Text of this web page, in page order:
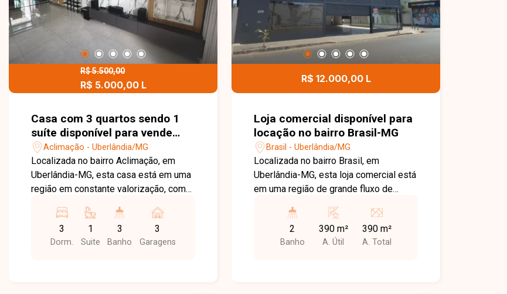
R$ 5.500,00
R$ 5.000,00 L
Casa com 3 quartos sendo 1
suíte disponível para vende
locação no bairro Aclimação
em Uberlândia-MG
Aclimação - Uberlândia/MG
Localizada no bairro Aclimação, em
Uberlândia-MG, esta casa está em uma
região em constante valorização, com
cidade e próxima a supermercados,
escolas, farmácias, comércios e
diversos serviços, proporcionando
3
Dorm.
1
Suite
3
Banho
3
Garagens
R$ 12.000,00 L
Loja comercial disponível para
locação no bairro Brasil-MG
Brasil - Uberlândia/MG
Localizada no bairro Brasil, em
Uberlândia-MG, esta loja comercial está
em uma região de grande fluxo de
visibilidade e fácil acesso. Cercada por
diversos comércios e serviços,
oferece uma localização estratégica
2
Banho
390 m²
A. Útil
390 m²
A. Total